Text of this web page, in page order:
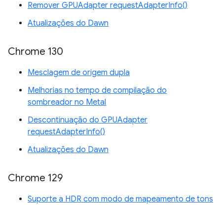
Remover GPUAdapter requestAdapterInfo()
Atualizações do Dawn
Chrome 130
Mesclagem de origem dupla
Melhorias no tempo de compilação do
sombreador no Metal
Descontinuação do GPUAdapter
requestAdapterInfo()
Atualizações do Dawn
Chrome 129
Suporte a HDR com modo de mapeamento de tons